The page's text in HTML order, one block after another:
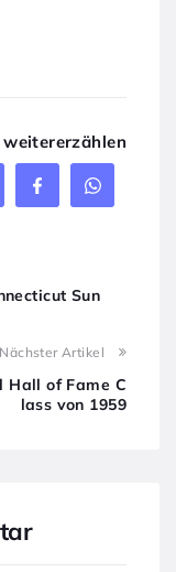
weitererzählen
Sun
Nächster Artikel
Hall of Fame C
lass von 1959